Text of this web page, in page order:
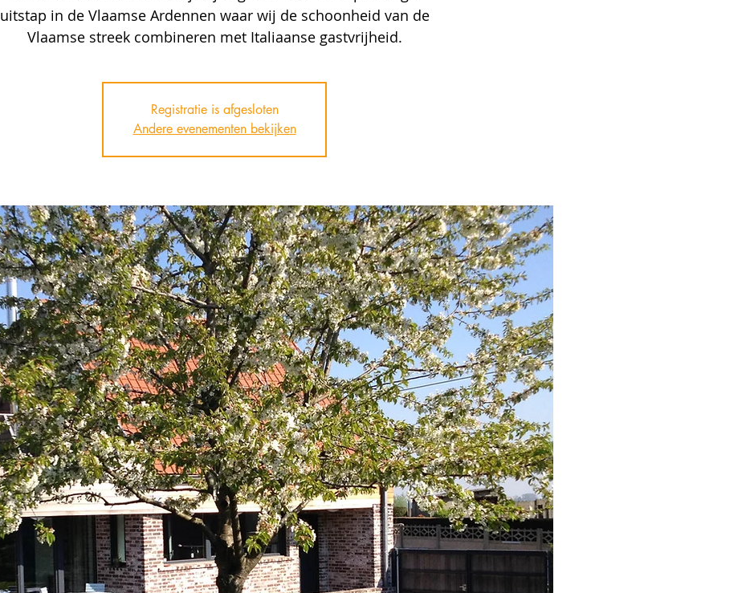
uitstap in de Vlaamse Ardennen waar wij de schoonheid van de
Vlaamse streek combineren met Italiaanse gastvrijheid.
Registratie is afgesloten
Andere evenementen bekijken